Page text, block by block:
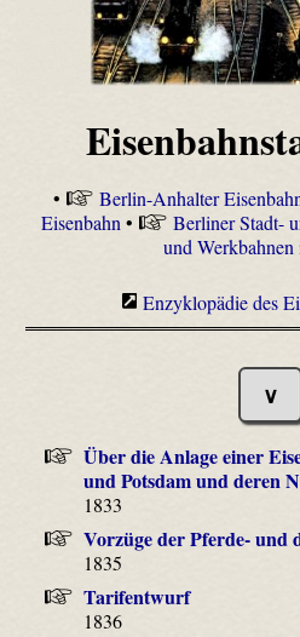
• Berlin-Anhalter
Eisenbahn • Berliner Stadt-
und
Enzyklopädie des
∨
Über die Anlage einer
und Potsdam und deren
1833
Vorzüge der Pferde- und
1835
Tarifentwurf
1836